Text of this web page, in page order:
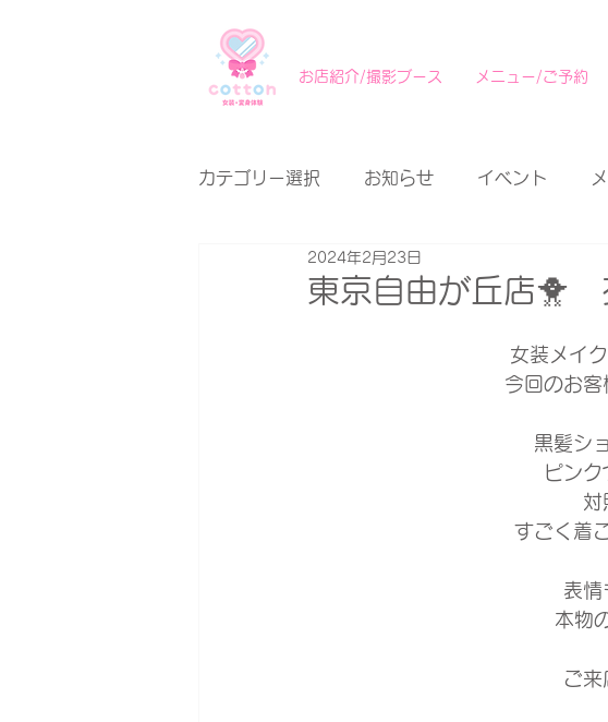
お店紹介/撮影ブース メニュー/ご予約
カテゴリー選択 お知らせ イベント
東京自由が丘店🐥
2024年2月23日
女装メイ
今回のお客
黒髪シ
ピン
対
すごく着
表情
本物
ご来